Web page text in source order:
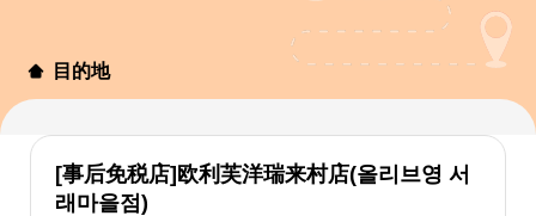
目的地
[事后免税店]欧利芙洋瑞来村店(올리브영 서
래마을점)